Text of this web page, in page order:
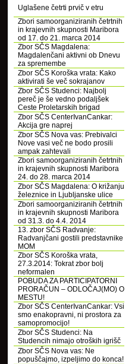
Uglašene četrti prvič v etru
Zbori samoorganiziranih četrtnih
in krajevnih skupnosti Maribora
od 17. do 21. marca 2014
Zbor SČS Magdalena:
Magdalenčani aktivni ob Dnevu
za spremembe
Zbor SČS Koroška vrata: Kako
aktivirati še več sokrajanov
Zbor SČS Studenci: Najbolj
pereč je še vedno podaljšek
Ceste Proletarskih brigad
Zbor SČS CenterIvanCankar:
Akcija gre naprej
Zbor SČS Nova vas: Prebivalci
Nove vasi več ne bodo prosili
ampak zahtevali
Zbori samoorganiziranih četrtnih
in krajevnih skupnosti Maribora
24. do 28. marca 2014
Zbor SČS Magdalena: O križanju
železnice in Ljubljanske ulice
Zbori samoorganiziranih četrtnih
in krajevnih skupnosti Maribora
od 31.3. do 4.4. 2014
13. zbor SČS Radvanje:
Radvanjčani gostili predstavnike
MOM
Zbor SČS Koroška vrata,
27.3.2014: Tokrat zbor bolj
neformalen
POBUDA ZA PARTICIPATORNI
PRORAČUN – ODLOČAJ(MO) O
MESTU!
Zbor SČS CenterIvanCankar: Vsi
smo enakopravni, ni prostora za
samopromocijo!
Zbor SČS Studenci: Na
Studencih nimajo otroških igrišč
Zbor SČS Nova vas: Ne
popuščajmo, izpeljimo do konca!